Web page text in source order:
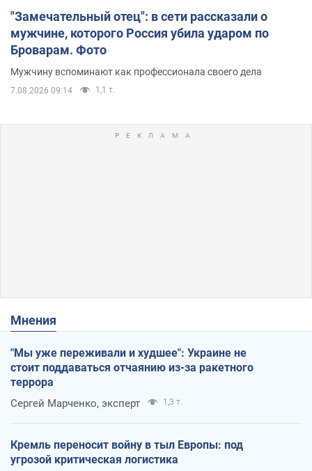
"Замечательный отец": в сети рассказали о
мужчине, которого Россия убила ударом по
Броварам. Фото
Мужчину вспоминают как профессионала своего дела
7.08.2026 09:14 1,1 т.
Мнения
"Мы уже переживали и худшее": Украине не
стоит поддаваться отчаянию из-за ракетного
террора
Сергей Марченко, эксперт 1,3 т.
Кремль переносит войну в тыл Европы: под
угрозой критическая логистика